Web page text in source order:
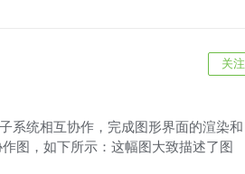
关注
系统相互协作，完成图形界面的渲染和
图，如下所示：这幅图大致描述了图